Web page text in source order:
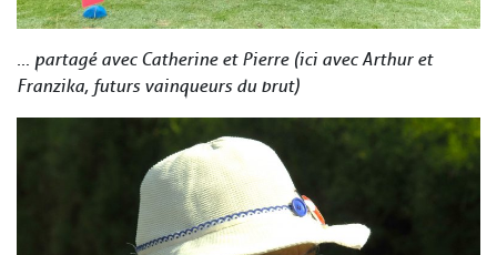
… partagé avec Catherine et Pierre (ici avec Arthur et
Franzika, futurs vainqueurs du brut)